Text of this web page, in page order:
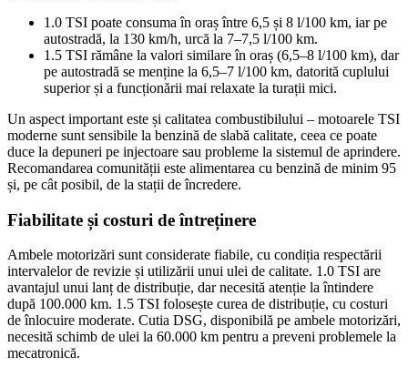
1.0 TSI poate consuma în oraș între 6,5 și 8 l/100 km, iar pe
autostradă, la 130 km/h, urcă la 7–7,5 l/100 km.
1.5 TSI rămâne la valori similare în oraș (6,5–8 l/100 km), dar
pe autostradă se menține la 6,5–7 l/100 km, datorită cuplului
superior și a funcționării mai relaxate la turații mici.
Un aspect important este și calitatea combustibilului – motoarele TSI
moderne sunt sensibile la benzină de slabă calitate, ceea ce poate
duce la depuneri pe injectoare sau probleme la sistemul de aprindere.
Recomandarea comunității este alimentarea cu benzină de minim 95
și, pe cât posibil, de la stații de încredere.
Fiabilitate și costuri de întreținere
Ambele motorizări sunt considerate fiabile, cu condiția respectării
intervalelor de revizie și utilizării unui ulei de calitate. 1.0 TSI are
avantajul unui lanț de distribuție, dar necesită atenție la întindere
după 100.000 km. 1.5 TSI folosește curea de distribuție, cu costuri
de înlocuire moderate. Cutia DSG, disponibilă pe ambele motorizări,
necesită schimb de ulei la 60.000 km pentru a preveni problemele la
mecatronică.